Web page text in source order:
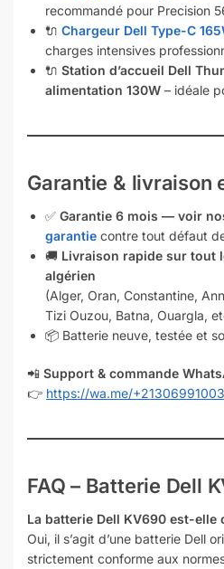
recommandé pour Precision
🔌 Chargeur Dell Type-C
charges intensives
🔌 Station d’accueil Dell
alimentation 130W – idéale
Garantie & livraison
✅ Garantie 6 mois — voir
garantie contre tout défaut
🚚 Livraison rapide sur tout
algérien
(Alger, Oran, Constantine,
Tizi Ouzou, Batna, Ouargla,
📦 Batterie neuve, testée et
📲 Support & commande
👉 https://wa.me/
FAQ – Batterie Dell
La batterie Dell KV690 est-elle
Oui, il s’agit d’une batterie Dell
strictement conforme aux